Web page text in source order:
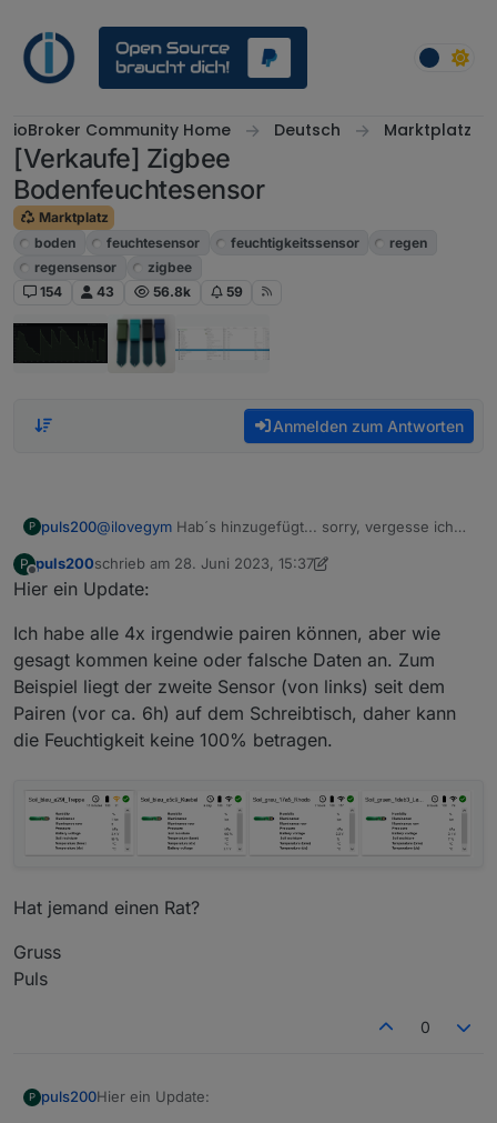
ioBroker Community Home Deutsch Marktplatz
[Verkaufe] Zigbee
Bodenfeuchtesensor
Marktplatz
boden
feuchtesensor feuchtigkeitssensor
regen
regensensor
zigbee
154
43 56.8k 59
Anmelden zum Antworten
P puls200@ilovegym Hab´s hinzugefügt... sorry, vergesse ich
P
Offline
puls200schrieb am 28. Juni 2023, 15:37
zuletzt editiert von puls200
Hier ein Update:
Ich habe alle 4x irgendwie pairen können, aber wie
gesagt kommen keine oder falsche Daten an. Zum
Beispiel liegt der zweite Sensor (von links) seit dem
Pairen (vor ca. 6h) auf dem Schreibtisch, daher kann
die Feuchtigkeit keine 100% betragen.
Hat jemand einen Rat?
Gruss
Puls
0
P puls200Hier ein Update: